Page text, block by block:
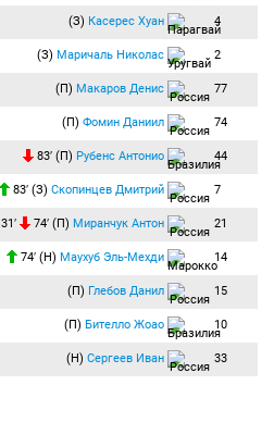
(З) Касерес Хуан 4
(З) Маричаль Николас 2
(П) Макаров Денис 77
(П) Фомин Даниил 74
83′ (П) Рубенс Антонио 44
83′ (З) Скопинцев Дмитрий 7
31′ 74′ (П) Миранчук Антон 21
74′ (Н) Маухуб Эль-Мехди 14
(П) Глебов Данил 15
(П) Бителло Жоао 10
(Н) Сергеев Иван 33